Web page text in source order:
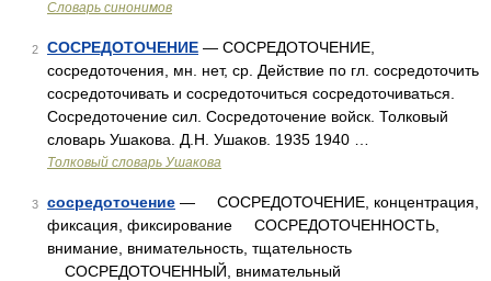
Словарь синонимов
2 СОСРЕДОТОЧЕНИЕ — СОСРЕДОТОЧЕНИЕ,
сосредоточения, мн. нет, ср. Действие по гл. сосредоточить
сосредоточивать и сосредоточиться сосредоточиваться.
Сосредоточение сил. Сосредоточение войск. Толковый
словарь Ушакова. Д.Н. Ушаков. 1935 1940 …
Толковый словарь Ушакова
3 сосредоточение — СОСРЕДОТОЧЕНИЕ, концентрация,
фиксация, фиксирование СОСРЕДОТОЧЕННОСТЬ,
внимание, внимательность, тщательность
СОСРЕДОТОЧЕННЫЙ, внимательный